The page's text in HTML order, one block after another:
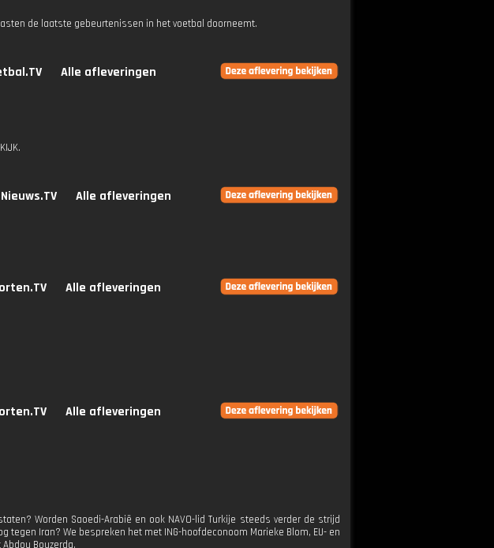
de laatste gebeurtenissen in het voetbal doorneemt.
Alle afleveringen
Nieuws.TV Alle afleveringen
Alle afleveringen
Alle afleveringen
Worden Saoedi-Arabië en ook NAVO-lid Turkije steeds verder de strijd
tegen Iran? We bespreken het met ING-hoofdeconoom Marieke Blom, EU- en
Bouzerda.